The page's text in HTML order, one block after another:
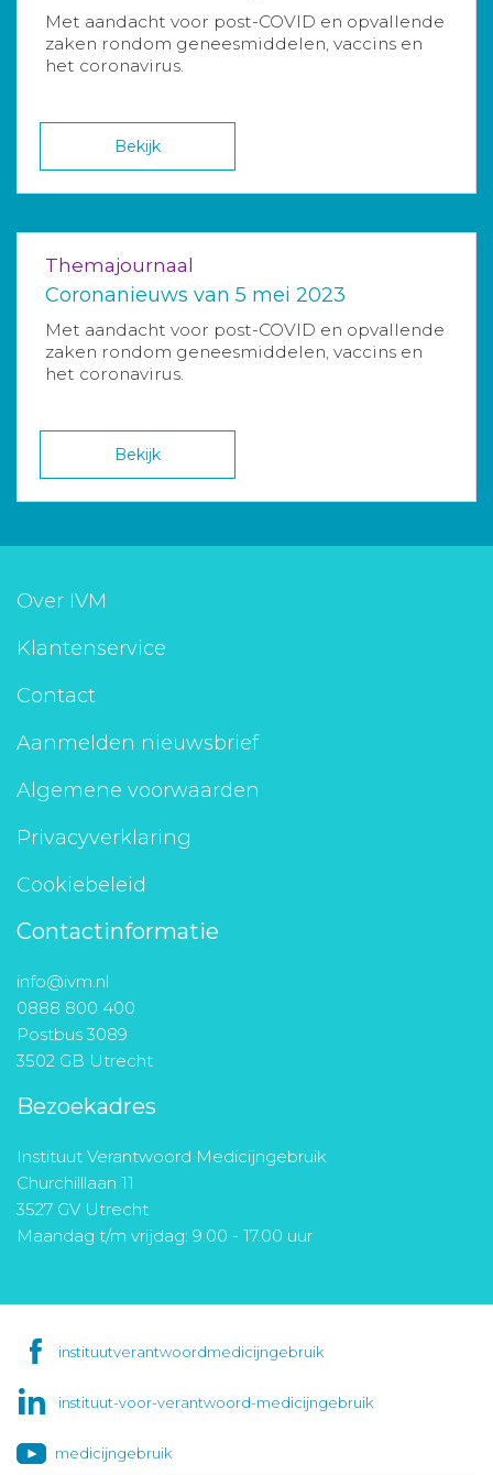
Met aandacht voor post-COVID en opvallende
zaken rondom geneesmiddelen, vaccins en
het coronavirus.
Bekijk
Themajournaal
Coronanieuws van 5 mei 2023
Met aandacht voor post-COVID en opvallende
zaken rondom geneesmiddelen, vaccins en
het coronavirus.
Bekijk
Over IVM
Klantenservice
Contact
Aanmelden nieuwsbrief
Algemene voorwaarden
Privacyverklaring
Cookiebeleid
Contactinformatie
info@ivm.nl
0888 800 400
Postbus 3089
3502 GB Utrecht
Bezoekadres
Instituut Verantwoord Medicijngebruik
Churchilllaan 11
3527 GV Utrecht
Maandag t/m vrijdag: 9.00 - 17.00 uur
instituutverantwoordmedicijngebruik
instituut-voor-verantwoord-medicijngebruik
medicijngebruik